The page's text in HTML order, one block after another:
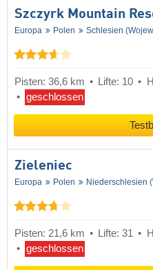
Szczyrk Mountain
Europa Polen Schlesien
Pisten: 36,6 km Lifte: 10
geschlossen
Zieleniec
Europa Polen Niederschlesien
Pisten: 21,6 km Lifte: 31
geschlossen